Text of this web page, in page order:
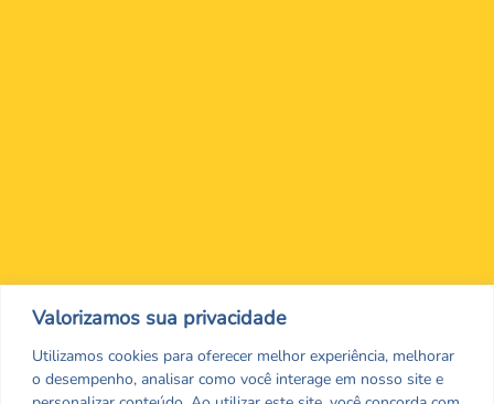
Valorizamos sua privacidade
Utilizamos cookies para oferecer melhor experiência, melhorar
o desempenho, analisar como você interage em nosso site e